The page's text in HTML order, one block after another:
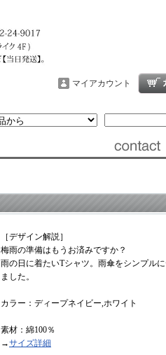
マイアカウント
［デザイン解説］
梅雨の準備はもうお済みですか？
雨の日に着たいTシャツ。雨傘をシンプル
ました。
カラー：ディープネイビー,ホワイト
素材：綿100％
→サイズ詳細